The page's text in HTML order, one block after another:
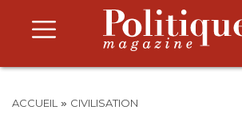
ACCUEIL » CIVILISATION